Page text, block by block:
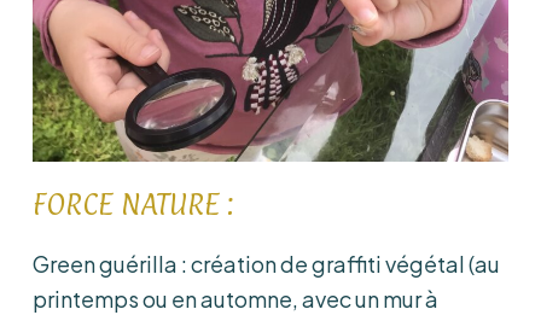
FORCE NATURE :
Green guérilla : création de graffiti végétal (au
printemps ou en automne, avec un mur à